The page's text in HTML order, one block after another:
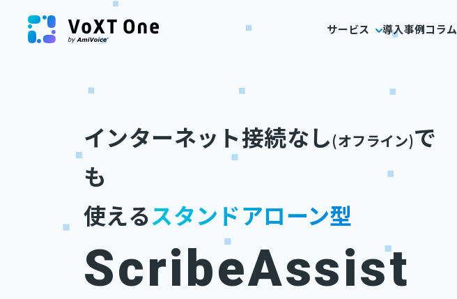
サービス 導入事例コラム
インターネット接続なし(オフライン)で
も
使えるスタンドアローン型
ScribeAssist